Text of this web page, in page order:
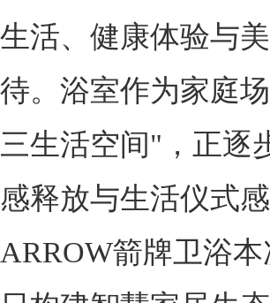
生活、健康体验与
待。浴室作为家庭
三生活空间"，正逐
感释放与生活仪式
ARROW箭牌卫浴